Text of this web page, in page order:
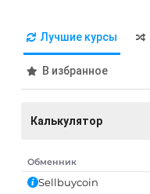
Лучшие курсы
В избранное
Калькулятор
Обменник
Sellbuycoin